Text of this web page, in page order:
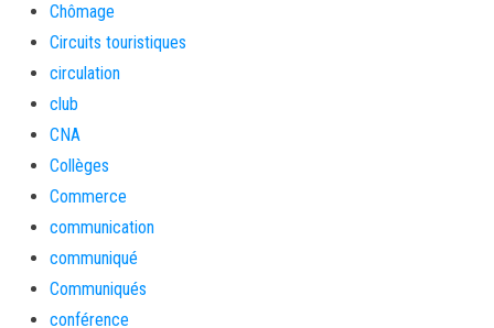
Chômage
Circuits touristiques
circulation
club
CNA
Collèges
Commerce
communication
communiqué
Communiqués
conférence